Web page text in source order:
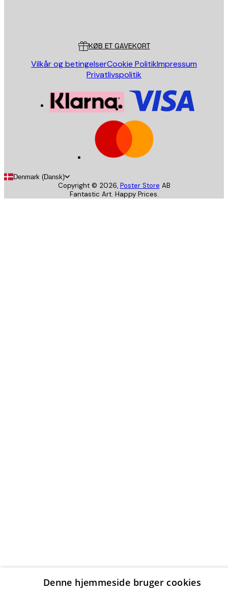
KØB ET GAVEKORT
Vilkår og betingelserCookie PolitikImpressum
Privatlivspolitik
Denmark (Dansk)
Copyright © 2026, Poster Store AB
Fantastic Art. Happy Prices.
Denne hjemmeside bruger cookies